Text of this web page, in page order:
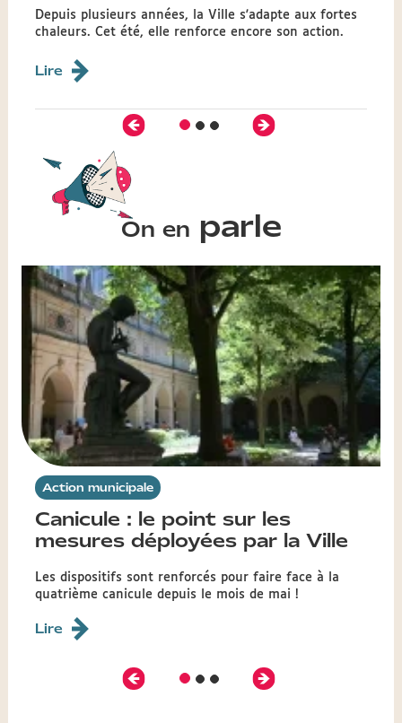
Depuis plusieurs années, la Ville s'adapte aux fortes
chaleurs. Cet été, elle renforce encore son action.
Lire
Précédent
Suivant
Diapositive
Diapositive
Diapositive
On en parle
Canicule : le point sur les
mesures déployées par la Ville
Action municipale
Les dispositifs sont renforcés pour faire face à la
quatrième canicule depuis le mois de mai !
Lire
Précédent
Suivant
Diapositive
Diapositive
Diapositive